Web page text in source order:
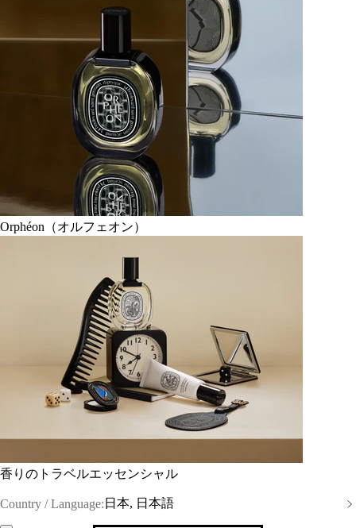
Orphéon（オルフェオン）
香りのトラベルエッセンシャル
Country / Language: 日本, 日本語